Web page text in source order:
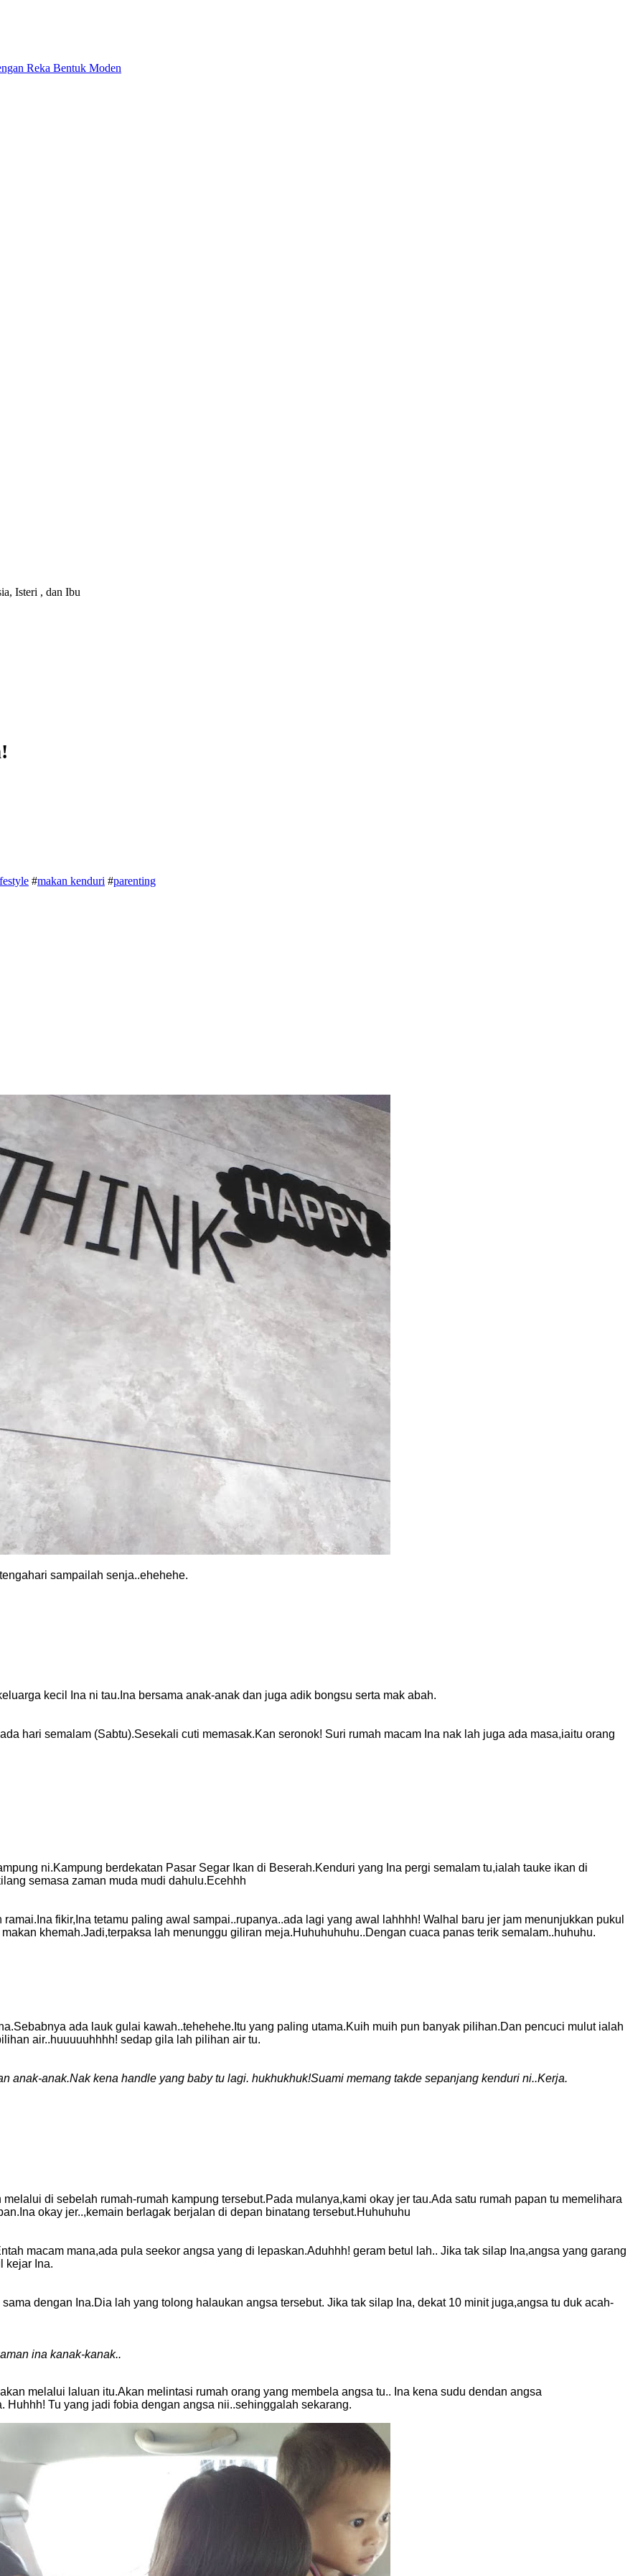
Reka Bentuk Moden
Isteri , dan Ibu
#makan kenduri #parenting
sampailah senja..ehehehe.
kecil Ina ni tau.Ina bersama anak-anak dan juga adik bongsu serta mak abah.
hari semalam (Sabtu).Sesekali cuti memasak.Kan seronok! Suri rumah macam Ina nak lah juga ada masa,iaitu orang
ni.Kampung berdekatan Pasar Segar Ikan di Beserah.Kenduri yang Ina pergi semalam tu,ialah tauke ikan di
semasa zaman muda mudi dahulu.Ecehhh
fikir,Ina tetamu paling awal sampai..rupanya..ada lagi yang awal lahhhh! Walhal baru jer jam menunjukkan pukul
khemah.Jadi,terpaksa lah menunggu giliran meja.Huhuhuhuhu..Dengan cuaca panas terik semalam..huhuhu.
ada lauk gulai kawah..tehehehe.Itu yang paling utama.Kuih muih pun banyak pilihan.Dan pencuci mulut ialah
air..huuuuuhhhh! sedap gila lah pilihan air tu.
anak-anak.Nak kena handle yang baby tu lagi. hukhukhuk!Suami memang takde sepanjang kenduri ni..Kerja.
di sebelah rumah-rumah kampung tersebut.Pada mulanya,kami okay jer tau.Ada satu rumah papan tu memelihara
okay jer..,kemain berlagak berjalan di depan binatang tersebut.Huhuhuhu
macam mana,ada pula seekor angsa yang di lepaskan.Aduhhh! geram betul lah.. Jika tak silap Ina,angsa yang garang
kejar Ina.
dengan Ina.Dia lah yang tolong halaukan angsa tersebut. Jika tak silap Ina, dekat 10 minit juga,angsa tu duk acah-
ina kanak-kanak..
Huhhh! Tu yang jadi fobia dengan angsa nii..sehinggalah sekarang.